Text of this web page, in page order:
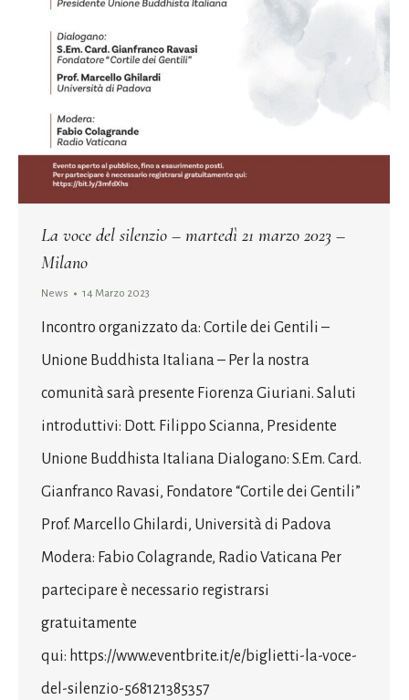
La voce del silenzio – martedì 21 marzo 2023 –
Milano
News 14 Marzo 2023
Incontro organizzato da: Cortile dei Gentili –
Unione Buddhista Italiana – Per la nostra
comunità sarà presente Fiorenza Giuriani. Saluti
introduttivi: Dott. Filippo Scianna, Presidente
Unione Buddhista Italiana Dialogano: S.Em. Card.
Gianfranco Ravasi, Fondatore “Cortile dei Gentili”
Prof. Marcello Ghilardi, Università di Padova
Modera: Fabio Colagrande, Radio Vaticana Per
partecipare è necessario registrarsi
gratuitamente
qui: https://www.eventbrite.it/e/biglietti-la-voce-
del-silenzio-568121385357